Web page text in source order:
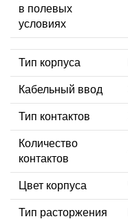
в полевых
условиях
Тип корпуса
Кабельный ввод
Тип контактов
Количество
контактов
Цвет корпуса
Тип расторжения